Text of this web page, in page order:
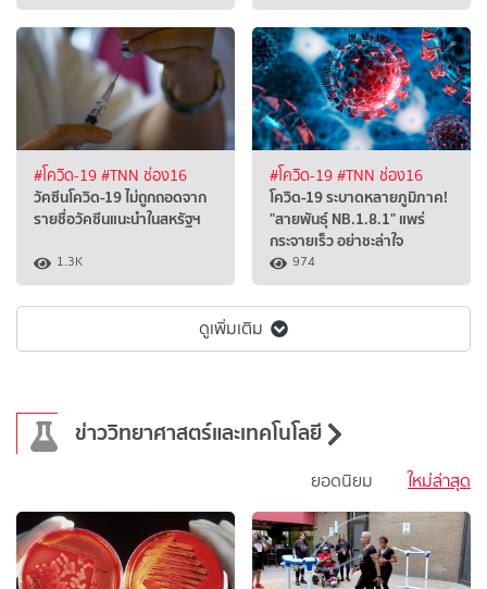
#โควิด-19#TNN ช่อง16
วัคซีนโควิด-19 ไม่ถูกถอดจาก
รายชื่อวัคซีนแนะนำในสหรัฐฯ
1.3K
#โควิด-19#TNN ช่อง16
โควิด-19 ระบาดหลายภูมิภาค!
"สายพันธุ์ NB.1.8.1" แพร่
กระจายเร็ว อย่าชะล่าใจ
974
ดูเพิ่มเติม
ข่าววิทยาศาสตร์และเทคโนโลยี
ใหม่ล่าสุด
ยอดนิยม